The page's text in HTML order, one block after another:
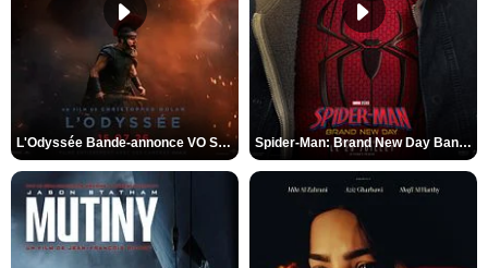
L'Odyssée Bande-annonce VO STFR Spider-Man: Brand New Day Bande-annonce VO STFR